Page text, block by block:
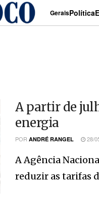
GeraisPolítica
A partir de
energia
POR ANDRÉ RANGEL 28/
A Agência
reduzir as tarifas